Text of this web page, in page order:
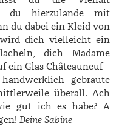
du hierzulande mit
du dabei ein Kleid von
wird dich vielleicht ein
dich Madame
ein Glas Châteauneuf-­
gebraute
überall. Ach
gut ich es habe? A
Deine Sabine